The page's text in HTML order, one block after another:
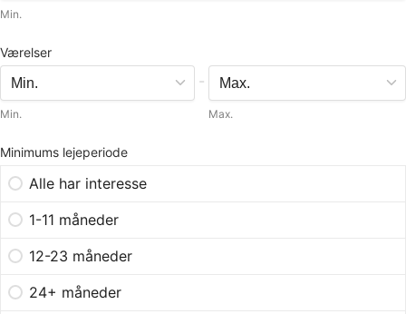
Min.
Værelser
Min.
-
Max.
Minimums lejeperiode
Alle har interesse
1-11 måneder
12-23 måneder
24+ måneder